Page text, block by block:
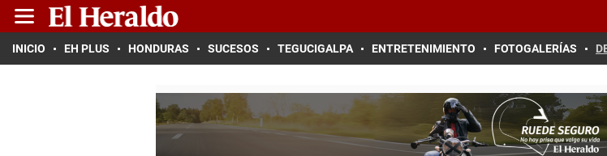
INICIO EH PLUS HONDURAS SUCESOS TEGUCIGALPA ENTRETENIMIENTO FOTOGALERÍAS